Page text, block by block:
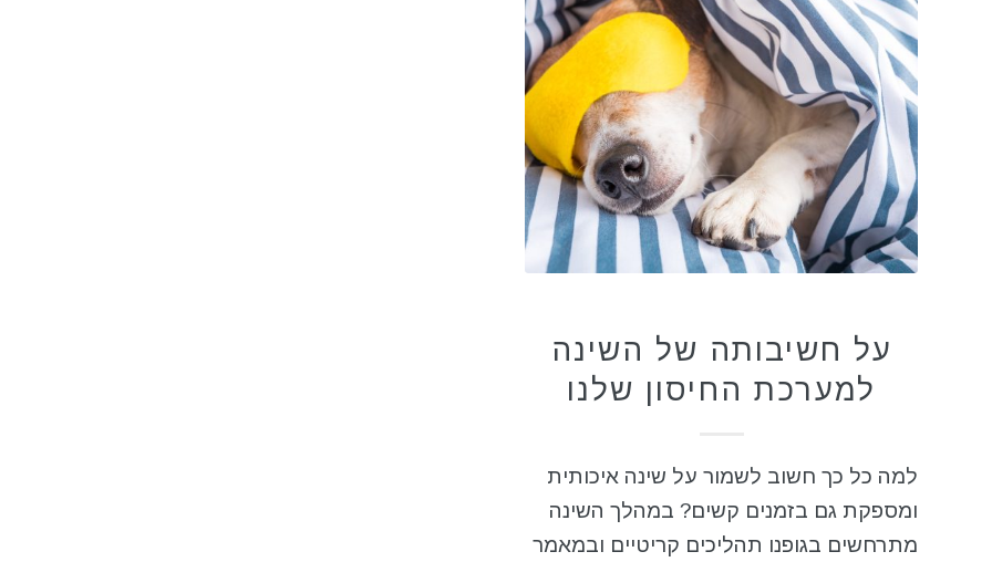
על חשיבותה של השינה
למערכת החיסון שלנו
למה כל כך חשוב לשמור על שינה איכותית
ומספקת גם בזמנים קשים? במהלך השינה
מתרחשים בגופנו תהליכים קריטיים ובמאמר